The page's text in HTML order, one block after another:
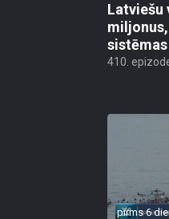
Latviešu
410.
pirms 6